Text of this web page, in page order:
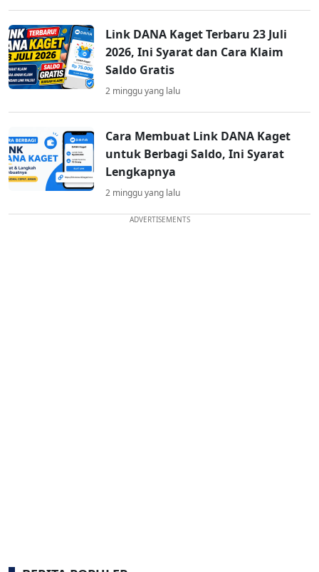
Link DANA Kaget Terbaru 23 Juli
2026, Ini Syarat dan Cara Klaim
Saldo Gratis
2 minggu yang lalu
Cara Membuat Link DANA Kaget
untuk Berbagi Saldo, Ini Syarat
Lengkapnya
2 minggu yang lalu
ADVERTISEMENTS